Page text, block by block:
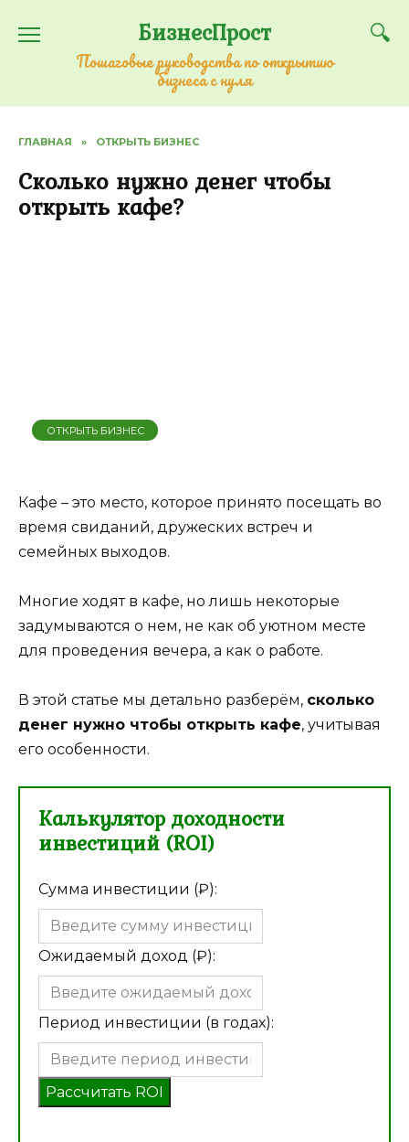
содержанию
БизнесПрост
Пошаговые руководства по открытию
бизнеса с нуля
ГЛАВНАЯ » ОТКРЫТЬ БИЗНЕС
Сколько нужно денег чтобы
открыть кафе?
ОТКРЫТЬ БИЗНЕС
Кафе – это место, которое принято посещать во
время свиданий, дружеских встреч и
семейных выходов.
Многие ходят в кафе, но лишь некоторые
задумываются о нем, не как об уютном месте
для проведения вечера, а как о работе.
В этой статье мы детально разберём, сколько
денег нужно чтобы открыть кафе, учитывая
его особенности.
Калькулятор доходности
инвестиций (ROI)
Сумма инвестиции (₽):
Ожидаемый доход (₽):
Период инвестиции (в годах):
Рассчитать ROI